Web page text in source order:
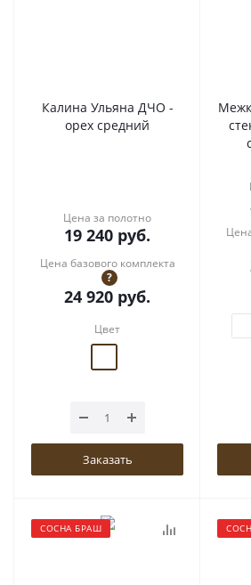
Калина Ульяна ДЧО -
орех средний
Цена за полотно
19 240 руб.
Цена базового комплекта
?
24 920 руб.
Цвет
Заказать
СОСНА БРАШ